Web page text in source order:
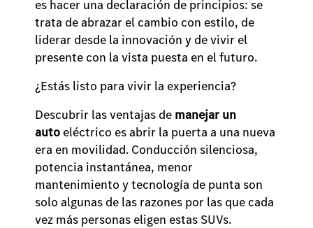
es hacer una declaración de principios: se
trata de abrazar el cambio con estilo, de
liderar desde la innovación y de vivir el
presente con la vista puesta en el futuro.
¿Estás listo para vivir la experiencia?
Descubrir las ventajas de manejar un
auto eléctrico es abrir la puerta a una nueva
era en movilidad. Conducción silenciosa,
potencia instantánea, menor
mantenimiento y tecnología de punta son
solo algunas de las razones por las que cada
vez más personas eligen estas SUVs.